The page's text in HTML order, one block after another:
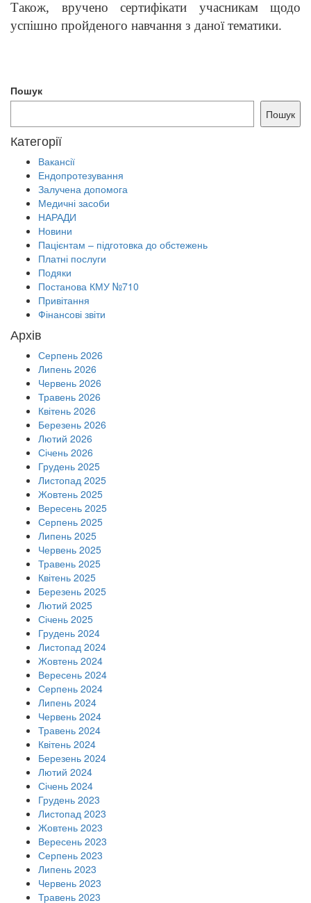
Також, вручено сертифікати учасникам щодо
успішно пройденого навчання з даної тематики.
Пошук
Пошук
Категорії
Вакансії
Ендопротезування
Залучена допомога
Медичні засоби
НАРАДИ
Новини
Пацієнтам – підготовка до обстежень
Платні послуги
Подяки
Постанова КМУ №710
Привітання
Фінансові звіти
Архів
Серпень 2026
Липень 2026
Червень 2026
Травень 2026
Квітень 2026
Березень 2026
Лютий 2026
Січень 2026
Грудень 2025
Листопад 2025
Жовтень 2025
Вересень 2025
Серпень 2025
Липень 2025
Червень 2025
Травень 2025
Квітень 2025
Березень 2025
Лютий 2025
Січень 2025
Грудень 2024
Листопад 2024
Жовтень 2024
Вересень 2024
Серпень 2024
Липень 2024
Червень 2024
Травень 2024
Квітень 2024
Березень 2024
Лютий 2024
Січень 2024
Грудень 2023
Листопад 2023
Жовтень 2023
Вересень 2023
Серпень 2023
Липень 2023
Червень 2023
Травень 2023